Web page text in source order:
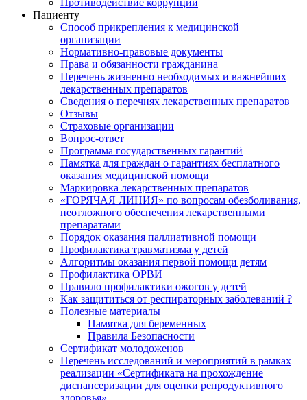
Пациенту
Способ прикрепления к медицинской
организации
Нормативно-правовые документы
Права и обязанности гражданина
Перечень жизненно необходимых и важнейших
лекарственных препаратов
Сведения о перечнях лекарственных препаратов
Отзывы
Страховые организации
Вопрос-ответ
Программа государственных гарантий
Памятка для граждан о гарантиях бесплатного
оказания медицинской помощи
Маркировка лекарственных препаратов
«ГОРЯЧАЯ ЛИНИЯ» по вопросам обезболивания,
неотложного обеспечения лекарственными
препаратами
Порядок оказания паллиативной помощи
Профилактика травматизма у детей
Алгоритмы оказания первой помощи детям
Профилактика ОРВИ
Правило профилактики ожогов у детей
Как защититься от респираторных заболеваний ?
Полезные материалы
Памятка для беременных
Правила Безопасности
Сертификат молодоженов
Перечень исследований и мероприятий в рамках
реализации «Сертификата на прохождение
диспансеризации для оценки репродуктивного
здоровья»